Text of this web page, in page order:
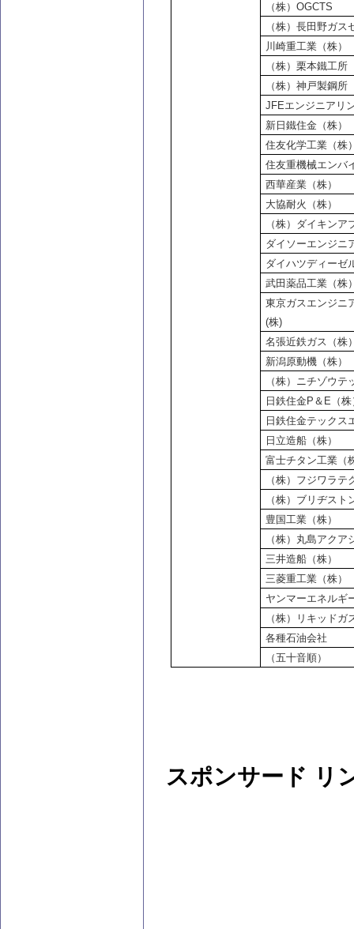
（株）OGCTS
（株）長田野ガス
川崎重工業（株）
（株）栗本鐵工所
（株）神戸製鋼所
JFEエンジニアリ
新日鐵住金（株）
住友化学工業（株
住友重機械エンバ
西華産業（株）
大協耐火（株）
（株）ダイキン
ダイソーエンジニ
ダイハツディーゼ
武田薬品工業（株
東京ガスエンジニ
(株)
名張近鉄ガス（株
新潟原動機（株）
（株）ニチゾウテ
日鉄住金P＆E（株
日鉄住金テックス
日立造船（株）
富士チタン工業（
（株）フジワラテ
（株）ブリヂスト
豊国工業（株）
（株）丸島アクア
三井造船（株）
三菱重工業（株）
ヤンマーエネルギ
（株）リキッドガ
各種石油会社
（五十音順）
スポンサード リ